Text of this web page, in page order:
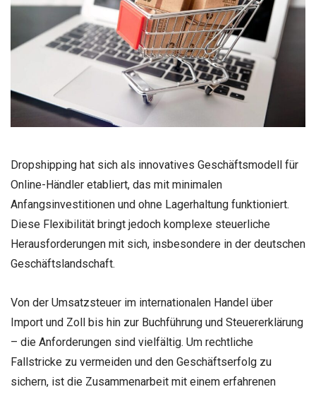
Dropshipping hat sich als innovatives Geschäftsmodell für
Online-Händler etabliert, das mit minimalen
Anfangsinvestitionen und ohne Lagerhaltung funktioniert.
Diese Flexibilität bringt jedoch komplexe steuerliche
Herausforderungen mit sich, insbesondere in der deutschen
Geschäftslandschaft.
Von der Umsatzsteuer im internationalen Handel über
Import und Zoll bis hin zur Buchführung und Steuererklärung
– die Anforderungen sind vielfältig. Um rechtliche
Fallstricke zu vermeiden und den Geschäftserfolg zu
sichern, ist die Zusammenarbeit mit einem erfahrenen